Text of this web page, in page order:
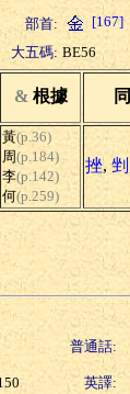
部首: [167]
大五碼: BE56
& 根據
黃(p.36)
周(p.184)
李(p.142)
何(p.259)
挫, 剉
普通話:
英譯: